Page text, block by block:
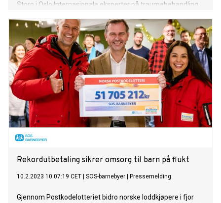
Storo i Oslo.Internasjonale eksperter på traumebehandling
Rekordutbetaling sikrer omsorg til barn på flukt
10.2.2023 10:07:19 CET SOS-barnebyer Pressemelding
Gjennom Postkodelotteriet bidro norske loddkjøpere i fjor